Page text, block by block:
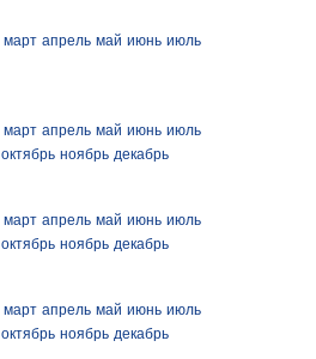
март апрель май июнь июль
март апрель май июнь июль
октябрь ноябрь декабрь
март апрель май июнь июль
октябрь ноябрь декабрь
март апрель май июнь июль
октябрь ноябрь декабрь